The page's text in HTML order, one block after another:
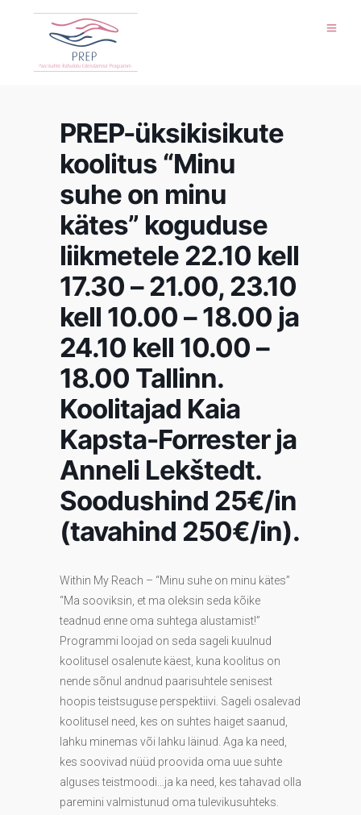
PREP-üksikisikute
koolitus “Minu
suhe on minu
kätes” koguduse
liikmetele 22.10 kell
17.30 – 21.00, 23.10
kell 10.00 – 18.00 ja
24.10 kell 10.00 –
18.00 Tallinn.
Koolitajad Kaia
Kapsta-Forrester ja
Anneli Lekštedt.
Soodushind 25€/in
(tavahind 250€/in).
Within My Reach – “Minu suhe on minu kätes”
“Ma sooviksin, et ma oleksin seda kõike
teadnud enne oma suhtega alustamist!”
Programmi loojad on seda sageli kuulnud
koolitusel osalenute käest, kuna koolitus on
nende sõnul andnud paarisuhtele senisest
hoopis teistsuguse perspektiivi. Sageli osalevad
koolitusel need, kes on suhtes haiget saanud,
lahku minemas või lahku läinud. Aga ka need,
kes soovivad nüüd proovida oma uue suhte
alguses teistmoodi…ja ka need, kes tahavad olla
paremini valmistunud oma tulevikusuhteks.